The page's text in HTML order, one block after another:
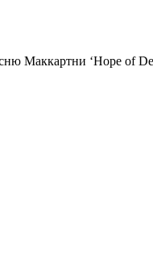
Маккартни ‘Hope of